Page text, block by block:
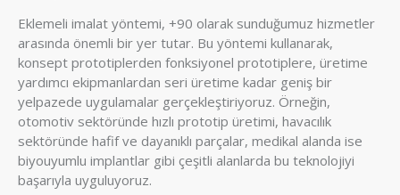
Eklemeli imalat yöntemi, +90 olarak sunduğumuz hizmetler
arasında önemli bir yer tutar. Bu yöntemi kullanarak,
konsept prototiplerden fonksiyonel prototiplere, üretime
yardımcı ekipmanlardan seri üretime kadar geniş bir
yelpazede uygulamalar gerçekleştiriyoruz. Örneğin,
otomotiv sektöründe hızlı prototip üretimi, havacılık
sektöründe hafif ve dayanıklı parçalar, medikal alanda ise
biyouyumlu implantlar gibi çeşitli alanlarda bu teknolojiyi
başarıyla uyguluyoruz.